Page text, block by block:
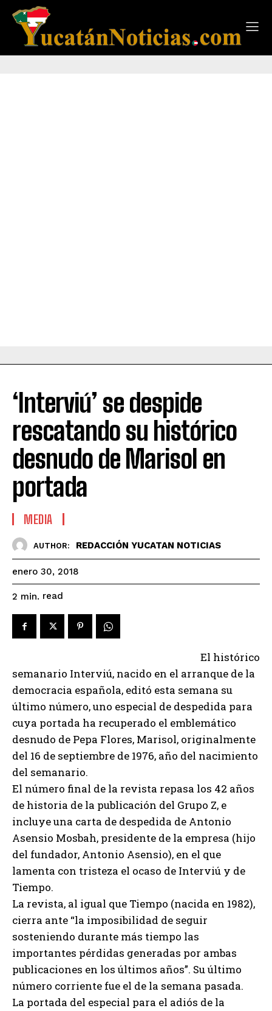
‘Interviú’ se despide
rescatando su histórico
desnudo de Marisol en
portada
MEDIA
AUTHOR: REDACCIÓN YUCATAN NOTICIAS
enero 30, 2018
2 min. read
El histórico
semanario Interviú, nacido en el arranque de la
democracia española, editó esta semana su
último número, uno especial de despedida para
cuya portada ha recuperado el emblemático
desnudo de Pepa Flores, Marisol, originalmente
del 16 de septiembre de 1976, año del nacimiento
del semanario.
El número final de la revista repasa los 42 años
de historia de la publicación del Grupo Z, e
incluye una carta de despedida de Antonio
Asensio Mosbah, presidente de la empresa (hijo
del fundador, Antonio Asensio), en el que
lamenta con tristeza el ocaso de Interviú y de
Tiempo.
La revista, al igual que Tiempo (nacida en 1982),
cierra ante “la imposibilidad de seguir
sosteniendo durante más tiempo las
importantes pérdidas generadas por ambas
publicaciones en los últimos años”. Su último
número corriente fue el de la semana pasada.
La portada del especial para el adiós de la